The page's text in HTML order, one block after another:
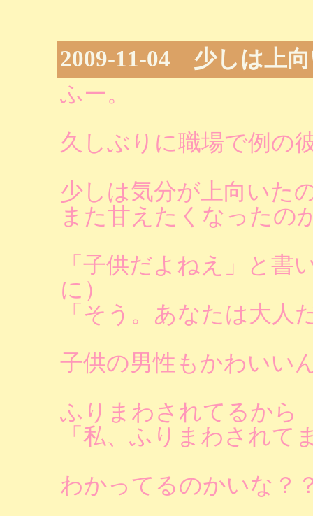
2009-11-04 少しは上
ふー。
久しぶりに職場で例の
少しは気分が上向いた
また甘えたくなったの
「子供だよねえ」と書
に）
「そう。あなたは大人
子供の男性もかわいい
ふりまわされてるから
「私、ふりまわされて
わかってるのかいな？